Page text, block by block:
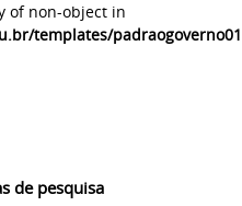
of non-object in
templates/
de pesquisa